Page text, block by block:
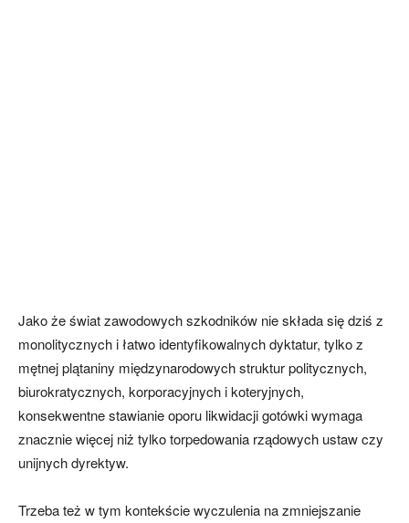
Jako że świat zawodowych szkodników nie składa się dziś z
monolitycznych i łatwo identyfikowalnych dyktatur, tylko z
mętnej plątaniny międzynarodowych struktur politycznych,
biurokratycznych, korporacyjnych i koteryjnych,
konsekwentne stawianie oporu likwidacji gotówki wymaga
znacznie więcej niż tylko torpedowania rządowych ustaw czy
unijnych dyrektyw.
Trzeba też w tym kontekście wyczulenia na zmniejszanie